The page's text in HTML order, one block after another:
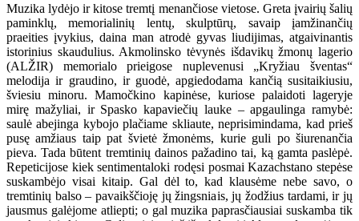
Muzika lydėjo ir kitose tremtį menančiose vietose. Greta įvairių šalių
paminklų, memorialinių lentų, skulptūrų, savaip įamžinančių
praeities įvykius, daina man atrodė gyvas liudijimas, atgaivinantis
istorinius skaudulius. Akmolinsko tėvynės išdavikų žmonų lagerio
(ALŽIR) memorialo prieigose nuplevenusi „Kryžiau šventas“
melodija ir graudino, ir guodė, apgiedodama kančią susitaikiusiu,
šviesiu minoru. Mamočkino kapinėse, kuriose palaidoti lageryje
mirę mažyliai, ir Spasko kapaviečių lauke – apgaulinga ramybė:
saulė abejinga kybojo plačiame skliaute, neprisimindama, kad prieš
pusę amžiaus taip pat švietė žmonėms, kurie guli po šiurenančia
pieva. Tada būtent tremtinių dainos pažadino tai, ką gamta paslėpė.
Repeticijose kiek sentimentaloki rodęsi posmai Kazachstano stepėse
suskambėjo visai kitaip. Gal dėl to, kad klausėme nebe savo, o
tremtinių balso – pavaikščioję jų žingsniais, jų žodžius tardami, ir jų
jausmus galėjome atliepti; o gal muzika paprasčiausiai suskamba tik